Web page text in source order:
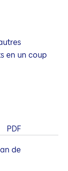
en un coup
PDF
de